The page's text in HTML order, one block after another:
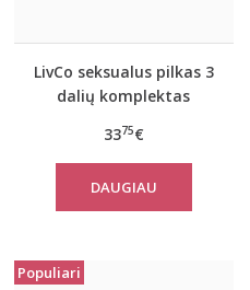
LivCo seksualus pilkas 3
dalių komplektas
3375€
DAUGIAU
Populiari